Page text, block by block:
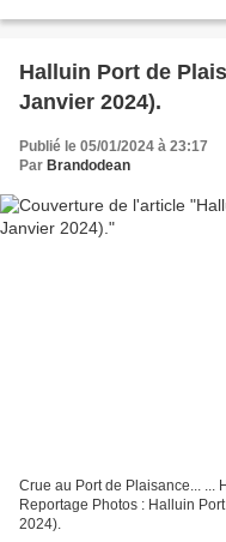
Halluin Port de
Janvier 2024).
Publié le 05/01/2024 à 23:17
Par Brandodean
Crue au Port de Plaisance... ...
Reportage Photos : Halluin
2024).